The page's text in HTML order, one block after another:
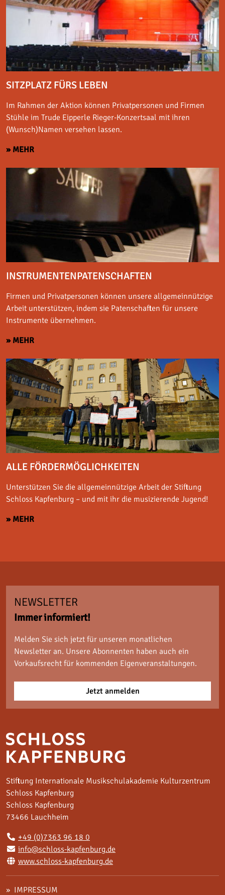
SITZPLATZ FÜRS LEBEN
Im Rahmen der Aktion können Privatpersonen und Firmen
Stühle im Trude Eipperle Rieger-Konzertsaal mit ihren
(Wunsch)Namen versehen lassen.
» MEHR
INSTRUMENTENPATENSCHAFTEN
Firmen und Privatpersonen können unsere allgemeinnützige
Arbeit unterstützen, indem sie Patenschaften für unsere
Instrumente übernehmen.
» MEHR
ALLE FÖRDERMÖGLICHKEITEN
Unterstützen Sie die allgemeinnützige Arbeit der Stiftung
Schloss Kapfenburg – und mit ihr die musizierende Jugend!
» MEHR
NEWSLETTER
Immer informiert!
Melden Sie sich jetzt für unseren monatlichen
Newsletter an. Unsere Abonnenten haben auch ein
Vorkaufsrecht für kommenden Eigenveranstaltungen.
Jetzt anmelden
Stiftung Internationale Musikschulakademie Kulturzentrum
Schloss Kapfenburg
Schloss Kapfenburg
73466 Lauchheim
+49 (0)7363 96 18 0
info@schloss-kapfenburg.de
www.schloss-kapfenburg.de
IMPRESSUM